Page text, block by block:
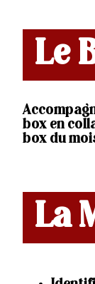
Le
box en
box du
La